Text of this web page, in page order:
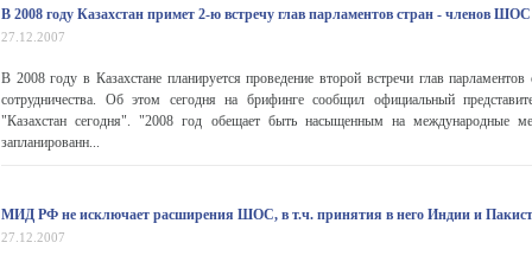
В 2008 году Казахстан примет 2-ю встречу глав парламентов стран - членов ШОС
27.12.2007
В 2008 году в Казахстане планируется проведение второй встречи глав
сотрудничества. Об этом сегодня на брифинге сообщил официальный
"Казахстан сегодня". "2008 год обещает быть насыщенным на международные
запланированн...
МИД РФ не исключает расширения ШОС, в т.ч. принятия в него Индии и
27.12.2007